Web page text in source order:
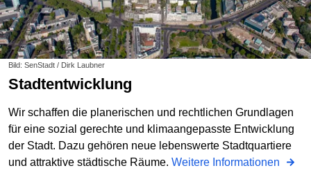
Bild: SenStadt / Dirk Laubner
Stadtentwicklung
Wir schaffen die planerischen und rechtlichen Grundlagen
für eine sozial gerechte und klimaangepasste Entwicklung
der Stadt. Dazu gehören neue lebenswerte Stadtquartiere
und attraktive städtische Räume. Weitere Informationen